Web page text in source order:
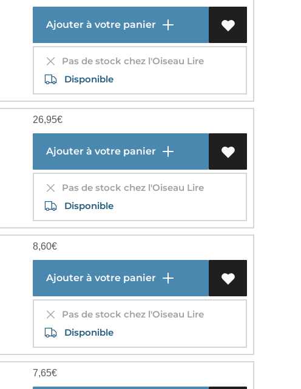
Ajouter à votre panier
Pas de stock chez l'Oiseau Lire
Disponible
26,95€
Ajouter à votre panier
Pas de stock chez l'Oiseau Lire
Disponible
8,60€
Ajouter à votre panier
Pas de stock chez l'Oiseau Lire
Disponible
7,65€